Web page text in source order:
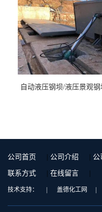
自动液压钢坝/液压景观钢
公司首页 公司介绍 公
联系方式 在线留言
技术支持： 盖德化工网